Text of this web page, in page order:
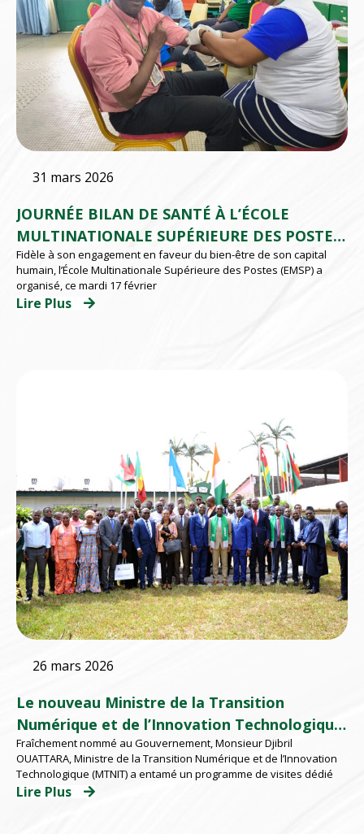
31 mars 2026
JOURNÉE BILAN DE SANTÉ À L’ÉCOLE
MULTINATIONALE SUPÉRIEURE DES POSTES
(EMSP) D’ABIDJAN
Fidèle à son engagement en faveur du bien-être de son capital
humain, l’École Multinationale Supérieure des Postes (EMSP) a
organisé, ce mardi 17 février
Lire Plus
26 mars 2026
Le nouveau Ministre de la Transition
Numérique et de l’Innovation Technologique
à l’EMSP
Fraîchement nommé au Gouvernement, Monsieur Djibril
OUATTARA, Ministre de la Transition Numérique et de l’Innovation
Technologique (MTNIT) a entamé un programme de visites dédié
Lire Plus